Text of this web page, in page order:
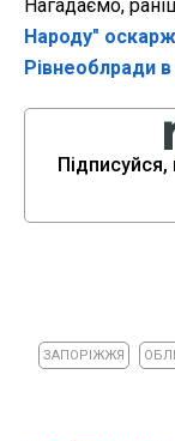
Нагадаємо,
Народу"
Рівнеоблради в
ЗАПОРІЖЖЯ